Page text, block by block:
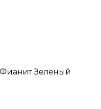
Фианит Зеленый